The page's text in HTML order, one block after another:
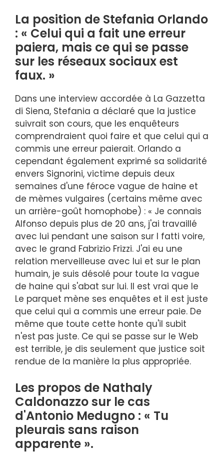
La position de Stefania Orlando
: « Celui qui a fait une erreur
paiera, mais ce qui se passe
sur les réseaux sociaux est
faux. »
Dans une interview accordée à La Gazzetta
di Siena, Stefania a déclaré que la justice
suivrait son cours, que les enquêteurs
comprendraient quoi faire et que celui qui a
commis une erreur paierait. Orlando a
cependant également exprimé sa solidarité
envers Signorini, victime depuis deux
semaines d'une féroce vague de haine et
de mèmes vulgaires (certains même avec
un arrière-goût homophobe) : « Je connais
Alfonso depuis plus de 20 ans, j'ai travaillé
avec lui pendant une saison sur I fatti voire,
avec le grand Fabrizio Frizzi. J'ai eu une
relation merveilleuse avec lui et sur le plan
humain, je suis désolé pour toute la vague
de haine qui s'abat sur lui. Il est vrai que le
Le parquet mène ses enquêtes et il est juste
que celui qui a commis une erreur paie. De
même que toute cette honte qu'il subit
n'est pas juste. Ce qui se passe sur le Web
est terrible, je dis seulement que justice soit
rendue de la manière la plus appropriée.
Les propos de Nathaly
Caldonazzo sur le cas
d'Antonio Medugno : « Tu
pleurais sans raison
apparente ».